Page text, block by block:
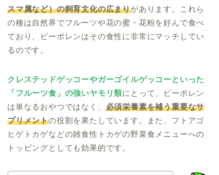
スマ属など）の飼育文化の広まりがあります。これら
の種は自然界でフルーツや花の蜜・花粉を好んで食べ
ており、ビーポレンはその食性に非常にマッチしてい
るのです。
クレステッドゲッコーやガーゴイルゲッコーといった
「フルーツ食」の強いヤモリ類にとって、ビーポレン
は単なるおやつではなく、 必須栄養素を補う重要なサ
プリメントの役割を果たしています。また、フトアゴ
ヒゲトカゲなどの雑食性トカゲの野菜食メニューへの
トッピングとしても効果的です。